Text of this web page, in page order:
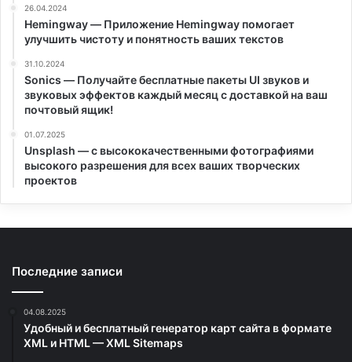
26.04.2024
Hemingway — Приложение Hemingway помогает
улучшить чистоту и понятность ваших текстов
31.10.2024
Sonics — Получайте бесплатные пакеты UI звуков и
звуковых эффектов каждый месяц с доставкой на ваш
почтовый ящик!
01.07.2025
Unsplash — с высококачественными фотографиями
высокого разрешения для всех ваших творческих
проектов
Последние записи
04.08.2025
Удобный и бесплатный генератор карт сайта в формате
XML и HTML — XML Sitemaps